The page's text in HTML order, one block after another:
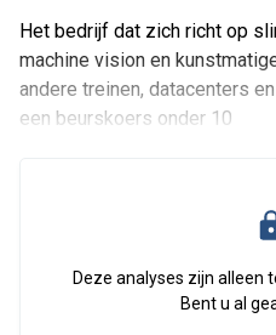
Het bedrijf dat zich richt op
machine vision en
andere treinen, datacenters
een beurskoers onder 10
Deze analyses zijn alleen
Bent u al